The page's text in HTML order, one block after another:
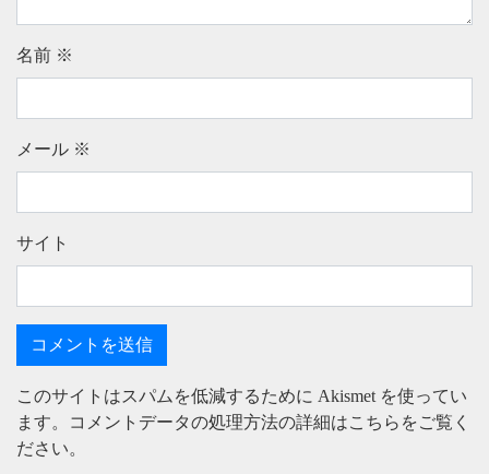
名前 ※
メール ※
サイト
このサイトはスパムを低減するために Akismet を使ってい
ます。
コメントデータの処理方法の詳細はこちらをご覧く
ださい。